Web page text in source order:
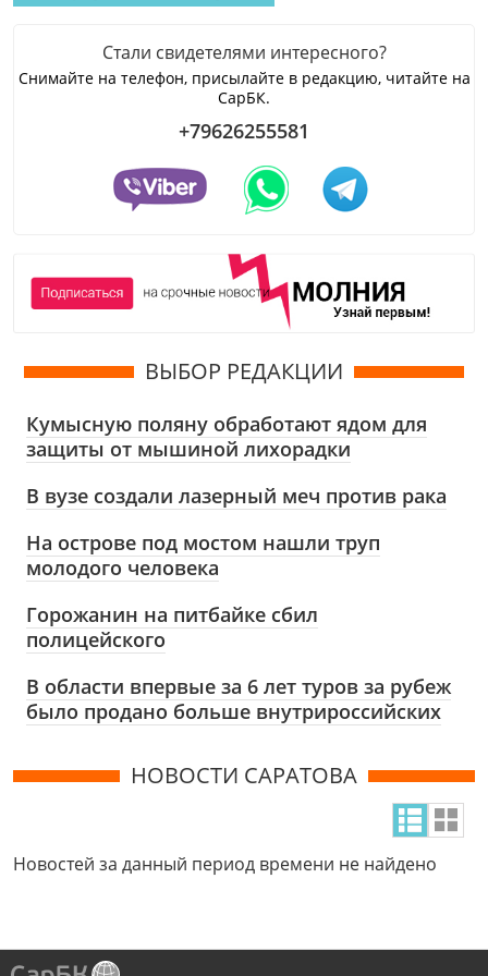
Стали свидетелями интересного?
Снимайте на телефон, присылайте в редакцию, читайте на
СарБК.
+79626255581
ВЫБОР РЕДАКЦИИ
Кумысную поляну обработают ядом для
защиты от мышиной лихорадки
В вузе создали лазерный меч против рака
На острове под мостом нашли труп
молодого человека
Горожанин на питбайке сбил
полицейского
В области впервые за 6 лет туров за рубеж
было продано больше внутрироссийских
НОВОСТИ САРАТОВА
Новостей за данный период времени не найдено